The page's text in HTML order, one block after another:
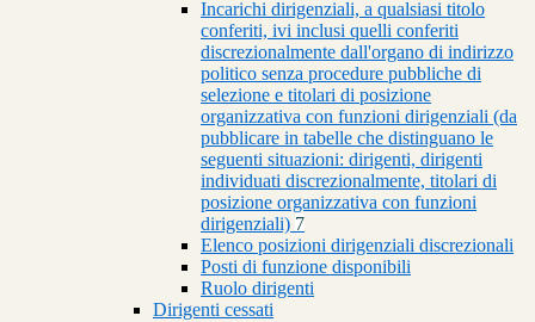
Incarichi dirigenziali, a qualsiasi titolo
conferiti, ivi inclusi quelli conferiti
discrezionalmente dall'organo di indirizzo
politico senza procedure pubbliche di
selezione e titolari di posizione
organizzativa con funzioni dirigenziali (da
pubblicare in tabelle che distinguano le
seguenti situazioni: dirigenti, dirigenti
individuati discrezionalmente, titolari di
posizione organizzativa con funzioni
dirigenziali) 7
Elenco posizioni dirigenziali discrezionali
Posti di funzione disponibili
Ruolo dirigenti
Dirigenti cessati